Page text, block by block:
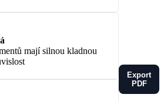
mají silnou kladnou
Export
PDF